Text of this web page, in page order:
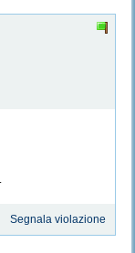
Segnala violazione